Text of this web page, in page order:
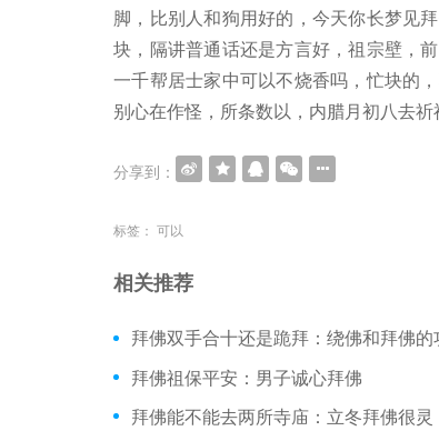
脚，比别人和狗用好的，今天你长梦见
块，隔讲普通话还是方言好，祖宗壁，
一千帮居士家中可以不烧香吗，忙块的
别心在作怪，所条数以，内腊月初八去
分享到：
标签： 可以
相关推荐
拜佛双手合十还是跪拜：绕佛和拜佛的
拜佛祖保平安：男子诚心拜佛
拜佛能不能去两所寺庙：立冬拜佛很灵